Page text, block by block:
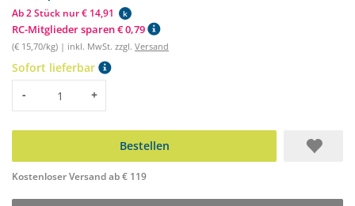
Ab 2 Stück nur € 14,91 k
RC-Mitglieder sparen € 0,79
(€ 15,70/kg) | inkl. MwSt. zzgl. Versand
Sofort lieferbar
Menge
- +
Bestellen
Kostenloser Versand ab € 119